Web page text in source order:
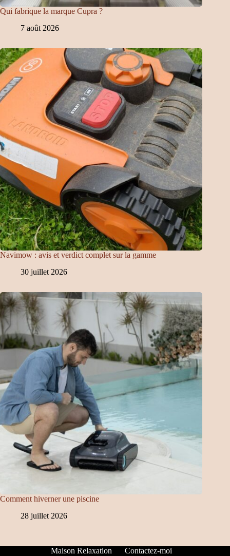
Qui fabrique la marque Cupra ?
7 août 2026
Navimow : avis et verdict complet sur la gamme
30 juillet 2026
Comment hiverner une piscine
28 juillet 2026
Maison Relaxation
Contactez-moi